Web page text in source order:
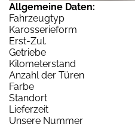
Allgemeine Daten:
Fahrzeugtyp
Karosserieform
Erst-Zul.
Getriebe
Kilometerstand
Anzahl der Türen
Farbe
Standort
Lieferzeit
Unsere Nummer